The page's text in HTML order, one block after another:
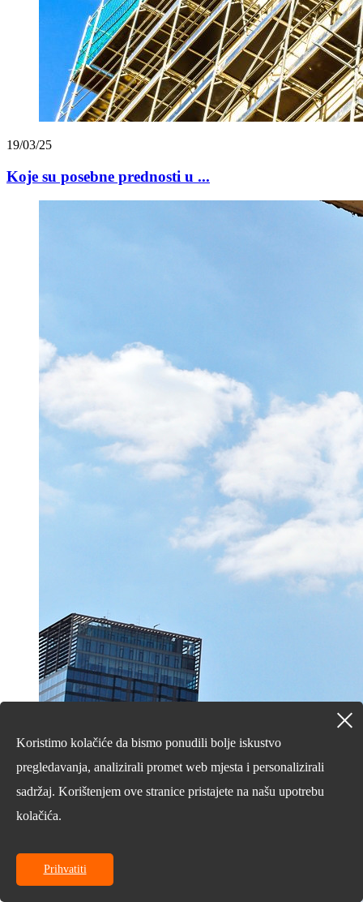
19/03/25
Koje su posebne prednosti u ...
18/03/25
Sedam čimbenika koje treba uzeti u obzir pri
odabiru s ...
Koristimo kolačiće da bismo ponudili bolje iskustvo
pregledavanja, analizirali promet web mjesta i personalizirali
sadržaj. Korištenjem ove stranice pristajete na našu upotrebu
kolačića.
Prihvatiti